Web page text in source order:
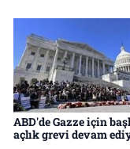
ABD'de Gazze için
açlık grevi devam